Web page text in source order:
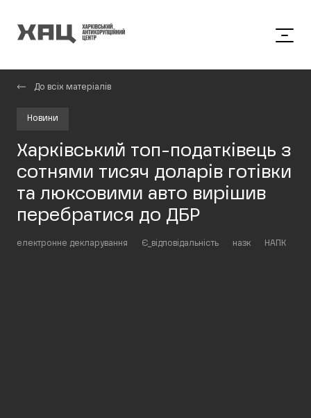
До всіх матеріалів
Новини
Харківський топ-податківець з
сотнями тисяч доларів готівки
та люксовими авто вирішив
перебратися до ДБР
електронне декларування Є_відповідальність назк НАПК